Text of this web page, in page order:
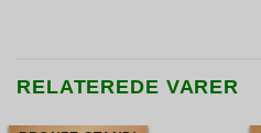
RELATEREDE VARER